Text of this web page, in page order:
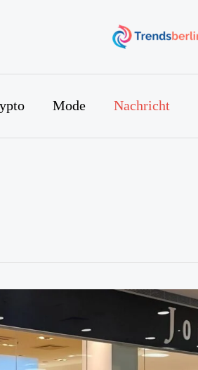
Mode Nachricht